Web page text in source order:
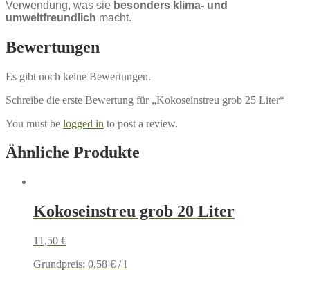
Verwendung, was sie besonders klima- und
umweltfreundlich macht.
Bewertungen
Es gibt noch keine Bewertungen.
Schreibe die erste Bewertung für „Kokoseinstreu grob 25 Liter“
You must be logged in to post a review.
Ähnliche Produkte
Kokoseinstreu grob 20 Liter
11,50 €
Grundpreis: 0,58 € /l